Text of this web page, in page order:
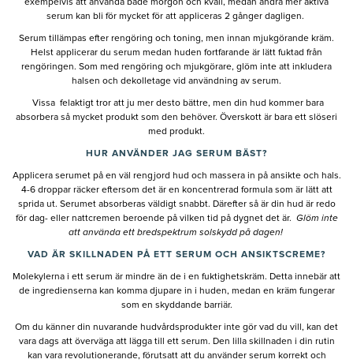
exempelvis att använda både morgon och kväll, medan andra mer aktiva
serum kan bli för mycket för att appliceras 2 gånger dagligen.
Serum tillämpas efter rengöring och toning, men innan mjukgörande kräm.
Helst applicerar du serum medan huden fortfarande är lätt fuktad från
rengöringen. Som med rengöring och mjukgörare, glöm inte att inkludera
halsen och dekolletage vid användning av serum.
Vissa felaktigt tror att ju mer desto bättre, men din hud kommer bara
absorbera så mycket produkt som den behöver. Överskott är bara ett slöseri
med produkt.
HUR ANVÄNDER JAG SERUM BÄST?
Applicera serumet på en väl rengjord hud och massera in på ansikte och hals.
4-6 droppar räcker eftersom det är en koncentrerad formula som är lätt att
sprida ut. Serumet absorberas väldigt snabbt. Därefter så är din hud är redo
för dag- eller nattcremen beroende på vilken tid på dygnet det är. Glöm inte
att använda ett bredspektrum solskydd på dagen!
VAD ÄR SKILLNADEN PÅ ETT SERUM OCH ANSIKTSCREME?
Molekylerna i ett serum är mindre än de i en fuktighetskräm. Detta innebär att
de ingredienserna kan komma djupare in i huden, medan en kräm fungerar
som en skyddande barriär.
Om du känner din nuvarande hudvårdsprodukter inte gör vad du vill, kan det
vara dags att överväga att lägga till ett serum. Den lilla skillnaden i din rutin
kan vara revolutionerande, förutsatt att du använder serum korrekt och